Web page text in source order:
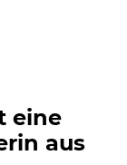
eine
aus